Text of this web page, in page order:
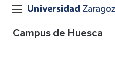
Campus de Huesca